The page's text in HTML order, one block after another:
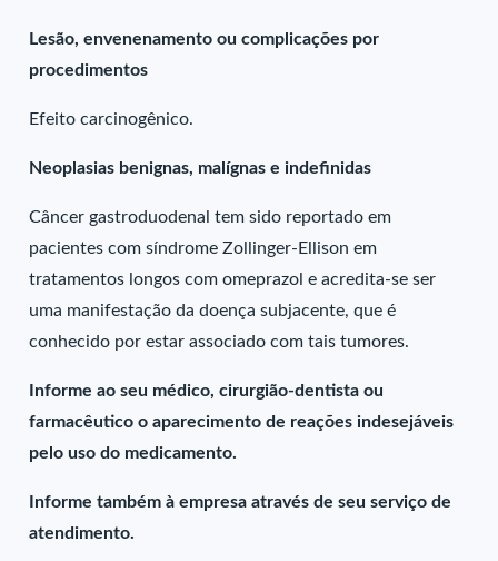
Lesão, envenenamento ou complicações por
procedimentos
Efeito carcinogênico.
Neoplasias benignas, malígnas e indefinidas
Câncer gastroduodenal tem sido reportado em
pacientes com síndrome Zollinger-Ellison em
tratamentos longos com omeprazol e acredita-se ser
uma manifestação da doença subjacente, que é
conhecido por estar associado com tais tumores.
Informe ao seu médico, cirurgião-dentista ou
farmacêutico o aparecimento de reações indesejáveis
pelo uso do medicamento.
Informe também à empresa através de seu serviço de
atendimento.